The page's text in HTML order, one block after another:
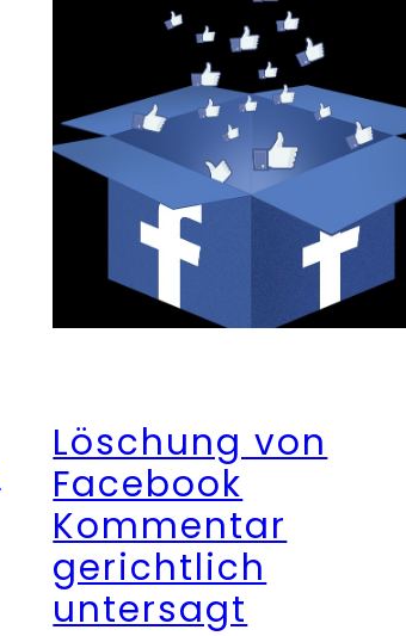
Löschung von
Facebook
Kommentar
gerichtlich
untersagt